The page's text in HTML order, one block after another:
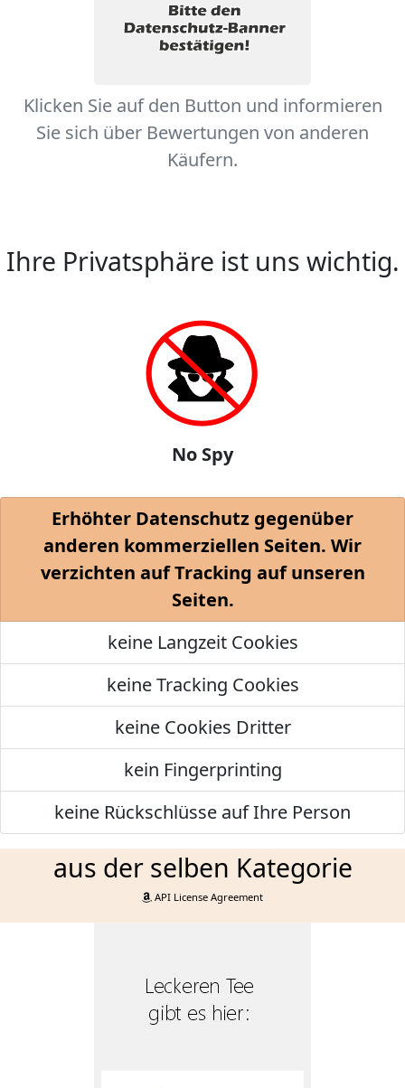
Klicken Sie auf den Button und informieren
Sie sich über Bewertungen von anderen
Käufern.
Ihre Privatsphäre ist uns wichtig.
No Spy
Erhöhter Datenschutz gegenüber
anderen kommerziellen Seiten. Wir
verzichten auf Tracking auf unseren
Seiten.
keine Langzeit Cookies
keine Tracking Cookies
keine Cookies Dritter
kein Fingerprinting
keine Rückschlüsse auf Ihre Person
aus der selben Kategorie
API License Agreement